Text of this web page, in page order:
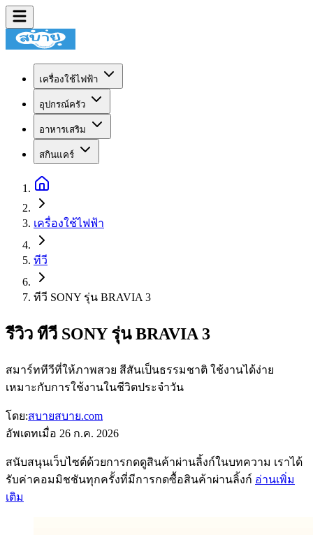
เครื่องใช้ไฟฟ้า
อุปกรณ์ครัว
อาหารเสริม
สกินแคร์
เครื่องใช้ไฟฟ้า
ทีวี
ทีวี SONY รุ่น BRAVIA 3
รีวิว ทีวี SONY รุ่น BRAVIA 3
สมาร์ททีวีที่ให้ภาพสวย สีสันเป็นธรรมชาติ ใช้งานได้ง่าย
เหมาะกับการใช้งานในชีวิตประจำวัน
โดย:สบายสบาย.com
อัพเดทเมื่อ 26 ก.ค. 2026
สนับสนุนเว็บไซต์ด้วยการกดดูสินค้าผ่านลิ้งก์ในบทความ เราได้
รับค่าคอมมิชชันทุกครั้งที่มีการกดซื้อสินค้าผ่านลิ้งก์ อ่านเพิ่ม
เติม